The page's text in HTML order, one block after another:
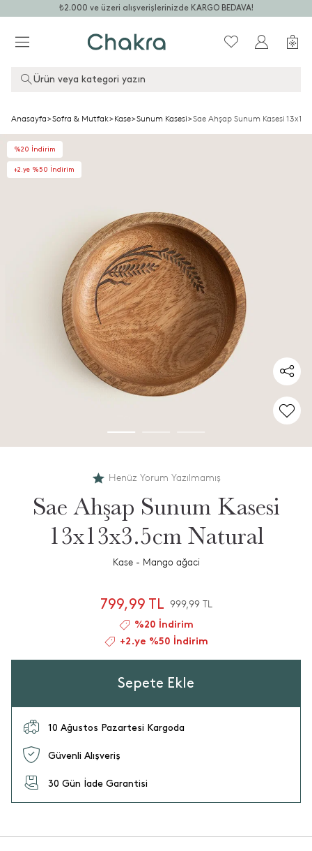
₺2.000 ve üzeri alışverişlerinizde KARGO BEDAVA!
Ürün veya kategori yazın
Anasayfa>Sofra & Mutfak>Kase>Sunum Kasesi>Sae Ahşap Sunum Kasesi
%20 İndirim
+2.ye %50 İndirim
Henüz Yorum Yazılmamış
Sae Ahşap Sunum Kasesi
13x13x3.5cm Natural
Kase - Mango ağaci
799,99 TL 999,99 TL
%20 İndirim
+2.ye %50 İndirim
Sepete Ekle
10 Ağustos Pazartesi Kargoda
Güvenli Alışveriş
30 Gün İade Garantisi